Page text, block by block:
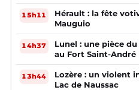
15h11
Hérault : la fête
Mauguio
14h37
Lunel : une pièce
au Fort Saint-André
13h44
Lozère : un violent
Lac de Naussac